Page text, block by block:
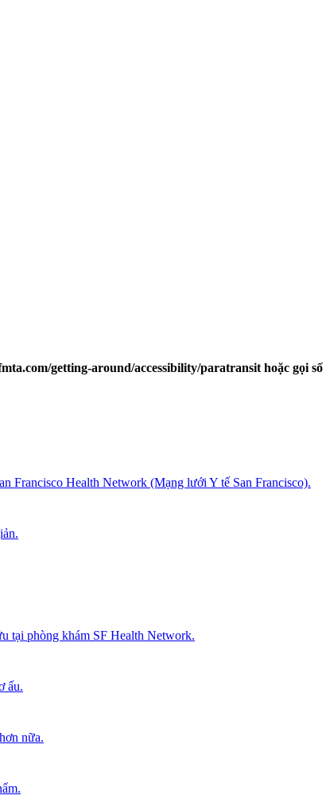
getting-around/accessibility/paratransit hoặc gọi số
Francisco Health Network (Mạng lưới Y tế San Francisco).
tại phòng khám SF Health Network.
ấu.
nữa.